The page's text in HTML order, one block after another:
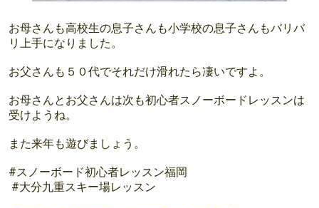
お母さんも高校生の息子さんも小学校の息子さんもバリバ
リ上手になりました。
お父さんも５０代でそれだけ滑れたら凄いですよ。
お母さんとお父さんは次も初心者スノーボードレッスンは
受けようね。
また来年も遊びましょう。
#スノーボード初心者レッスン福岡
#大分九重スキー場レッスン⁡